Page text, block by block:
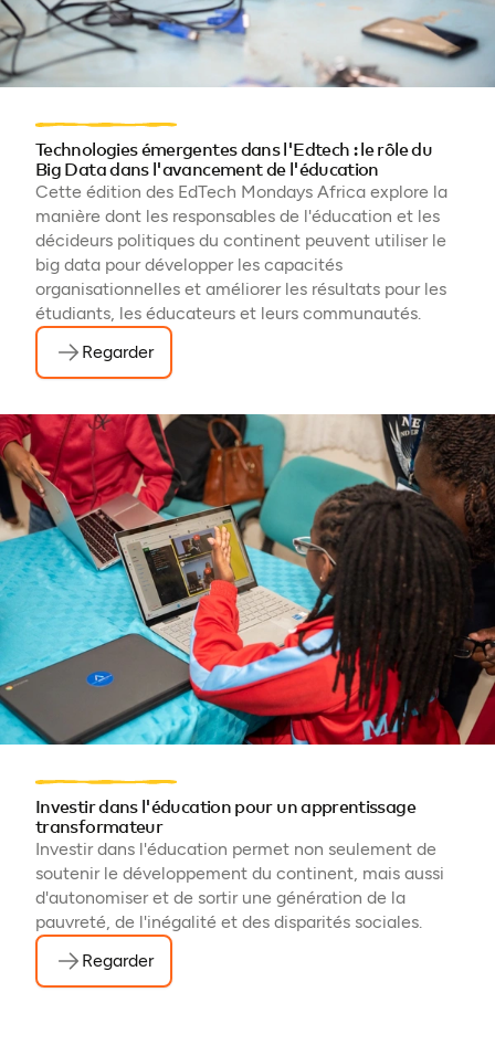
Technologies émergentes dans l'Edtech : le rôle du
Big Data dans l'avancement de l'éducation
Cette édition des EdTech Mondays Africa explore la
manière dont les responsables de l'éducation et les
décideurs politiques du continent peuvent utiliser le
big data pour développer les capacités
organisationnelles et améliorer les résultats pour les
étudiants, les éducateurs et leurs communautés.
Regarder
Investir dans l'éducation pour un apprentissage
transformateur
Investir dans l'éducation permet non seulement de
soutenir le développement du continent, mais aussi
d'autonomiser et de sortir une génération de la
pauvreté, de l'inégalité et des disparités sociales.
Regarder